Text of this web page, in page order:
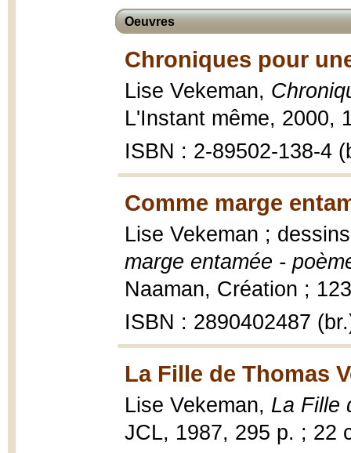
Oeuvres
Chroniques pour
Lise Vekeman,
L'Instant même, 2000,
ISBN : 2-89502-138-4
Comme marge
Lise Vekeman ;
marge entamée -
Naaman, Création ;
ISBN : 2890402487
La Fille de Thomas
Lise Vekeman, La Fille
JCL, 1987, 295 p. ; 22